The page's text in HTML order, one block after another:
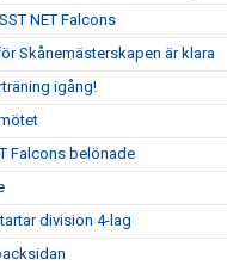
NET Falcons
Skånemästerskapen är klara
igång!
Falcons belönade
division 4-lag